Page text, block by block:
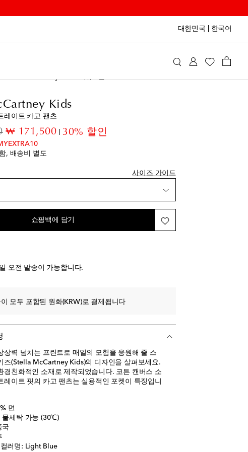
대한민국 한국어
Kids
레이트 카고 팬츠
original price
₩ 171,500discount price
30% 할인
, 배송비 별도
사이즈 가이드
에 추가
에 추가
에 추가
에 추가
품
트에 추가
쇼핑백에 담기
오전 발송이 가능합니다.
모두 포함된 원화(KRW)로 결제됩니다
상력 넘치는 프린트로 매일의 모험을 응원해 줄 스
즈(Stella McCartney Kids)의 디자인을 살펴보세요.
경친화적인 소재로 제작되었습니다. 코튼 캔버스 소
레이트 핏의 카고 팬츠는 실용적인 포켓이 특징입니
면
물세탁 가능 (30℃)
국
러명: Light Blue